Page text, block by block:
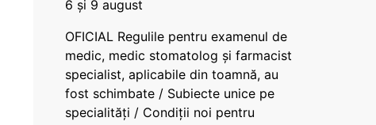
6 și 9 august
OFICIAL Regulile pentru examenul de
medic, medic stomatolog și farmacist
specialist, aplicabile din toamnă, au
fost schimbate / Subiecte unice pe
specialități / Condiții noi pentru